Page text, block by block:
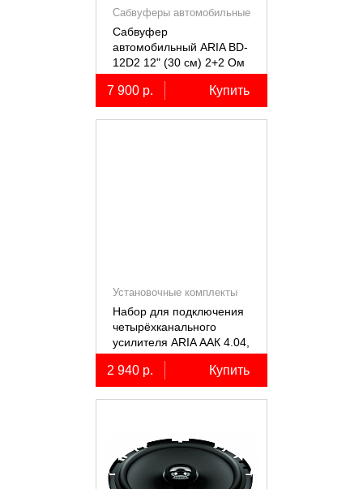
Сабвуферы автомобильные
Сабвуфер
автомобильный ARIA BD-
12D2 12" (30 см) 2+2 Ом
7 900 р. Купить
Установочные комплекты
(КИТы)
Набор для подключения
четырёхканального
усилителя ARIA ААК 4.04,
4AWG, miniANL 60А,
омедненный алюминий
(ССА)
2 940 р. Купить